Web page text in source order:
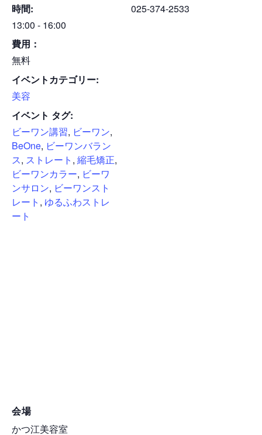
時間:
13:00 - 16:00
費用：
無料
イベントカテゴリー:
美容
イベント タグ:
ビーワン講習, ビーワン,
BeOne, ビーワンバラン
ス, ストレート , 縮毛矯正,
ビーワンカラー, ビーワ
ンサロン, ビーワンスト
レート , ゆるふわストレ
ート
025-374-2533
会場
かつ江美容室